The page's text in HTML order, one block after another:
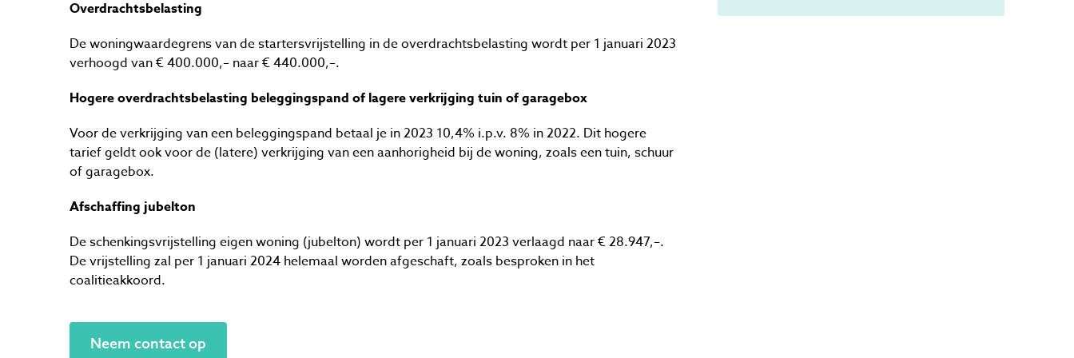
Overdrachtsbelasting
De woningwaardegrens van de startersvrijstelling in de overdrachtsbelasting wordt per 1 januari 2023
verhoogd van € 400.000,– naar € 440.000,–.
Hogere overdrachtsbelasting beleggingspand of lagere verkrijging tuin of garagebox
Voor de verkrijging van een beleggingspand betaal je in 2023 10,4% i.p.v. 8% in 2022. Dit hogere
tarief geldt ook voor de (latere) verkrijging van een aanhorigheid bij de woning, zoals een tuin, schuur
of garagebox.
Afschaffing jubelton
De schenkingsvrijstelling eigen woning (jubelton) wordt per 1 januari 2023 verlaagd naar € 28.947,–.
De vrijstelling zal per 1 januari 2024 helemaal worden afgeschaft, zoals besproken in het
coalitieakkoord.
Neem contact op